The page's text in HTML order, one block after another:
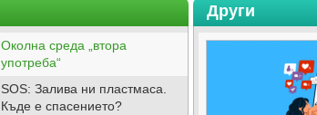
Околна среда „втора
употреба“
SOS: Залива ни пластмаса.
Къде е спасението?
Други